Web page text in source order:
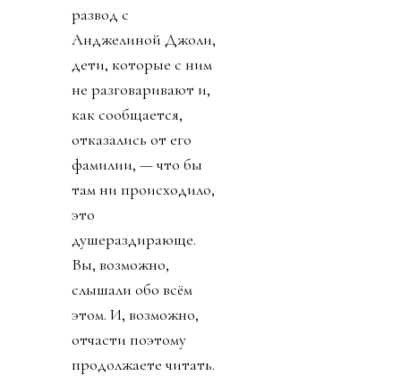
процент от одного
процента
величайших
кинозвёзд — не
только сегодняшних,
а вообще всех
времён, по какой
угодно шкале:
чистый талант,
суммарные
заработки, красота,
кассовые сборы,
природный
магнетизм, общее
качество и